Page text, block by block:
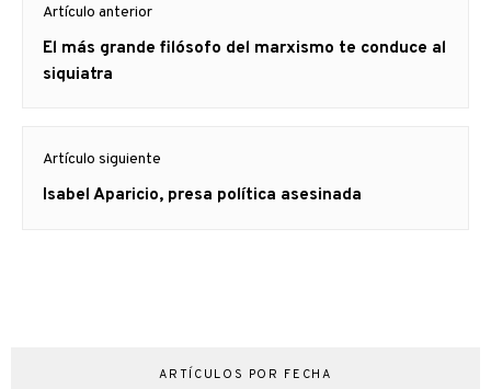
de
entradas
Artículo anterior
Artículo
anterior
El más grande filósofo del marxismo te conduce al
siquiatra
Artículo siguiente
Artículo
Isabel Aparicio, presa política asesinada
ARTÍCULOS POR FECHA